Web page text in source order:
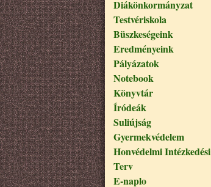
Diákönkormányzat
Testvériskola
Büszkeségeink
Eredményeink
Pályázatok
Notebook
Könyvtár
Íródeák
Suliújság
Gyermekvédelem
Honvédelmi Intézkedési
Terv
E-naplo